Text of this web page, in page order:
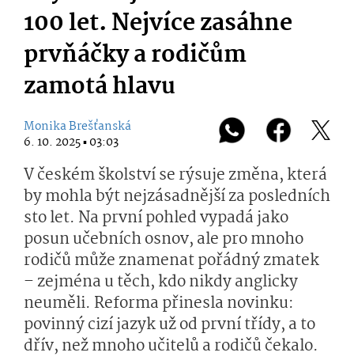
100 let. Nejvíce zasáhne
prvňáčky a rodičům
zamotá hlavu
Monika Brešťanská
6. 10. 2025 ▪ 03:03
V českém školství se rýsuje změna, která
by mohla být nejzásadnější za posledních
sto let. Na první pohled vypadá jako
posun učebních osnov, ale pro mnoho
rodičů může znamenat pořádný zmatek
– zejména u těch, kdo nikdy anglicky
neuměli. Reforma přinesla novinku:
povinný cizí jazyk už od první třídy, a to
dřív, než mnoho učitelů a rodičů čekalo.